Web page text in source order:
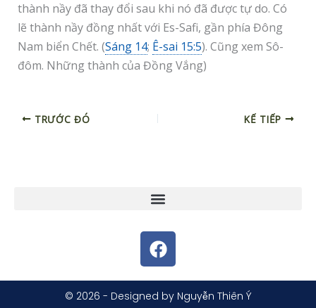
thành nầy đã thay đổi sau khi nó đã được tự do. Có
lẽ thành nầy đồng nhất với Es-Safi, gần phía Đông
Nam biển Chết. (Sáng 14; Ê-sai 15:5). Cũng xem Sô-
đôm. Những thành của Đồng Vắng)
TRƯỚC ĐÓ KẾ TIẾP
F
a
c
e
© 2026 - Designed by Nguyễn Thiên Ý